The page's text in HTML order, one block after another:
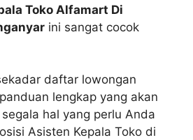
Toko Alfamart Di
ini sangat cocok
daftar lowongan
lengkap yang akan
hal yang perlu Anda
Asisten Kepala Toko di